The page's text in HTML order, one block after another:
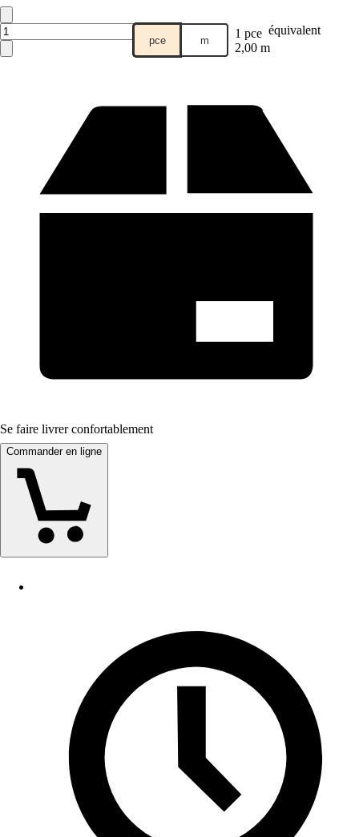
pce m 1 pce équivalent
2,00 m
Se faire livrer confortablement
Commander en ligne